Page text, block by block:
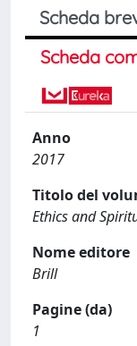
Scheda
Scheda
Anno
2017
Titolo del
Ethics and
Nome editore
Brill
Pagine (da)
1